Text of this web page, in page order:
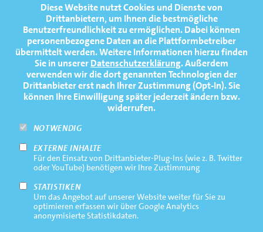
Diese Website nutzt Cookies und Dienste von
Drittanbietern, um Ihnen die bestmögliche
Benutzerfreundlichkeit zu ermöglichen.Dabei können
personenbezogene Daten an die Plattformbetreiber
übermittelt werden. Weitere Informationen hierzu finden
Sie in unsererDatenschutzerklärung. Außerdem
verwenden wir die dort genannten Technologien der
Drittanbieter erst nach Ihrer Zustimmung (Opt-In). Sie
können Ihre Einwilligung später jederzeit ändern bzw.
widerrufen.
NOTWENDIG
EXTERNE INHALTE
Für den Einsatz von Drittanbieter-Plug-Ins (wie z. B. Twitter
oder YouTube) benötigen wir Ihre Zustimmung
STATISTIKEN
Um das Angebot auf unserer Website weiter für Sie zu
optimieren erfassen wir über Google Analytics
anonymisierte Statistikdaten.